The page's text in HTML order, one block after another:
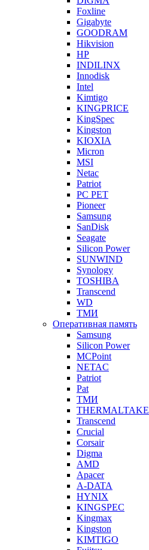
Foxline
Gigabyte
GOODRAM
Hikvision
HP
INDILINX
Innodisk
Intel
Kimtigo
KINGPRICE
KingSpec
Kingston
KIOXIA
Micron
MSI
Netac
Patriot
PC PET
Pioneer
Samsung
SanDisk
Seagate
Silicon Power
SUNWIND
Synology
TOSHIBA
Transcend
WD
ТМИ
Оперативная память
Samsung
Silicon Power
MCPoint
NETAC
Patriot
Pat
ТМИ
THERMALTAKE
Transcend
Crucial
Corsair
Digma
AMD
Apacer
A-DATA
HYNIX
KINGSPEC
Kingmax
Kingston
KIMTIGO